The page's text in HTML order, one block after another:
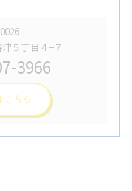
５丁目４−７
3966
こちら